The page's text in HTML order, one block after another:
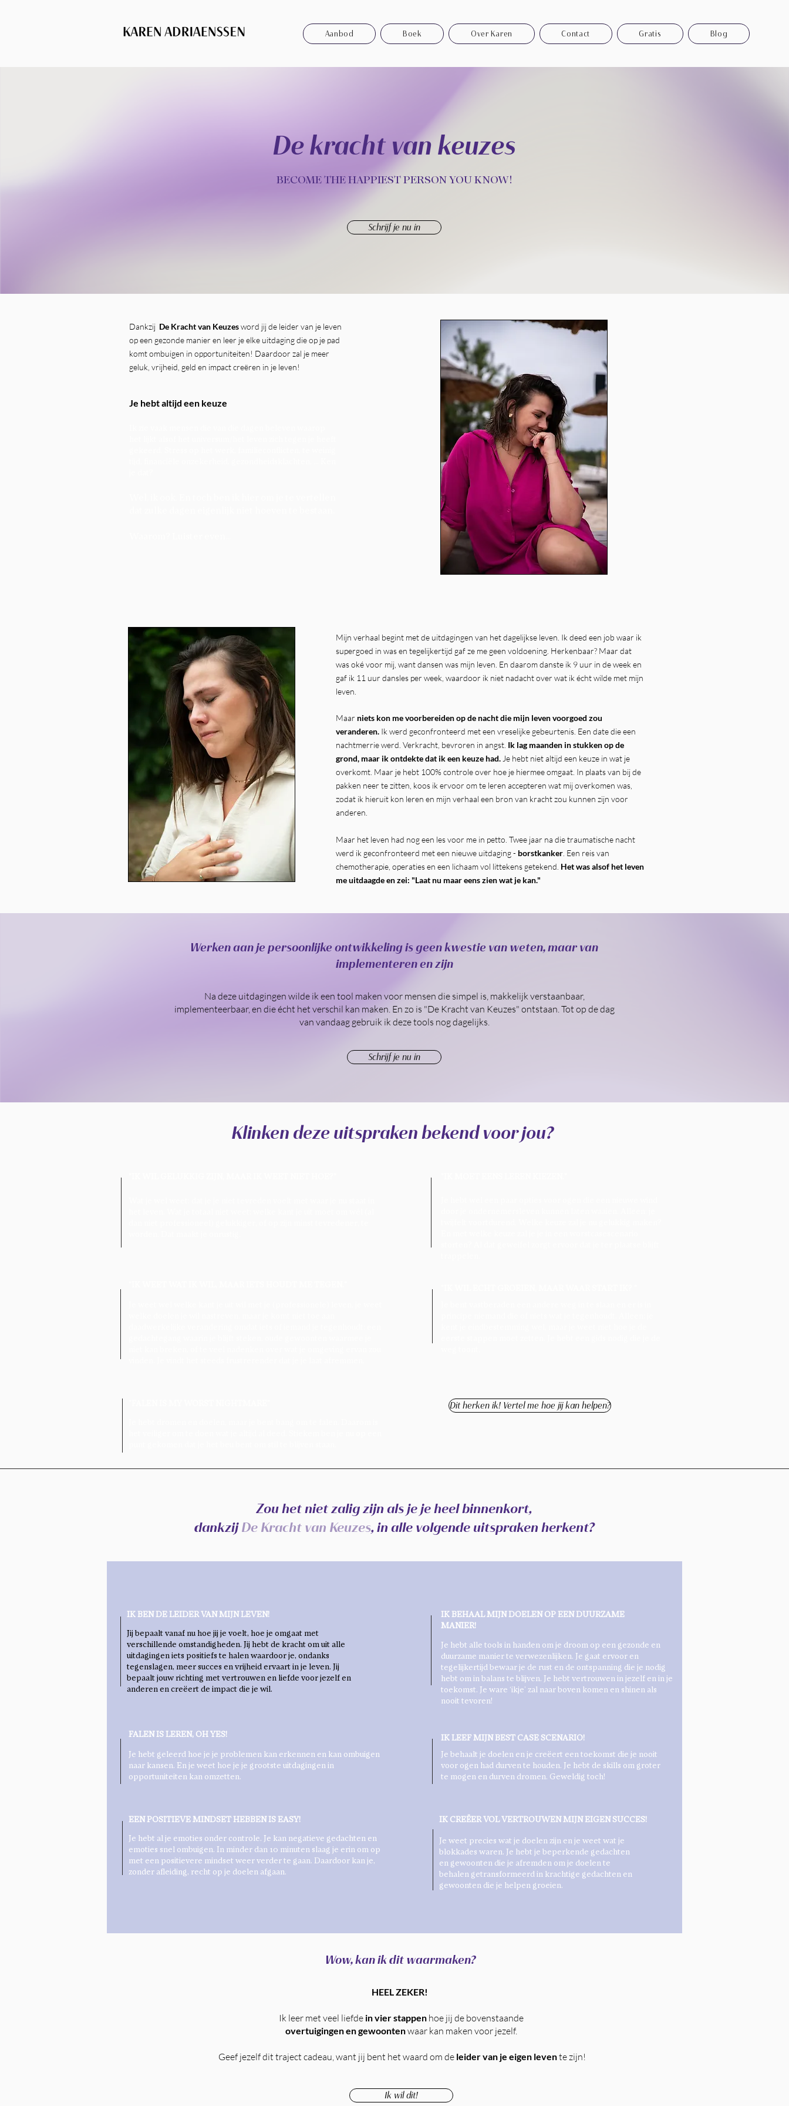
Aanbod Boek Over Karen Contact Gratis Blog
De kracht van keuzes
BECOME THE HAPPIEST PERSON YOU KNOW!
Schrijf je nu in
Dankzij De Kracht van Keuzesword jij de leider van je leven
op een gezonde manier en leer je elke uitdaging die op je pad
komt ombuigen in opportuniteiten! Daardoor zal je meer
geluk, vrijheid, geld en impact creëren in je leven!
Je hebt altijd een keuze
Mijn verhaal begint met de uitdagingen van het dagelijkse leven. Ik deed een job waar ik
supergoed in was en tegelijkertijd gaf ze me geen voldoening. Herkenbaar? Maar dat
was oké voor mij, want dansen was mijn leven. En daarom danste ik 9 uur in de week en
gaf ik 11 uur dansles per week, waardoor ik niet nadacht over wat ik écht wilde met mijn
leven.
Maar niets kon me voorbereiden op de nacht die mijn leven voorgoed zou
veranderen. Ik werd geconfronteerd met een vreselijke gebeurtenis. Een date die een
nachtmerrie werd. Verkracht, bevroren in angst. Ik lag maanden in stukken op de
grond, maar ik ontdekte dat ik een keuze had. Je hebt niet altijd een keuze in wat je
overkomt. Maar je hebt 100% controle over hoe je hiermee omgaat. In plaats van bij de
pakken neer te zitten, koos ik ervoor om te leren accepteren wat mij overkomen was,
zodat ik hieruit kon leren en mijn verhaal een bron van kracht zou kunnen zijn voor
anderen.
Maar het leven had nog een les voor me in petto. Twee jaar na die traumatische nacht
werd ik geconfronteerd met een nieuwe uitdaging - borstkanker . Een reis van
chemotherapie, operaties en een lichaam vol littekens getekend. Het was alsof het leven
me uitdaagde en zei: "Laat nu maar eens zien wat je kan."
Werken aan je persoonlijke ontwikkeling is geen kwestie van weten, maar van
implementeren en zijn
Na deze uitdagingen wilde ik een tool maken voor mensen die simpel is, makkelijk verstaanbaar,
implementeerbaar, en die écht het verschil kan maken. En zo is "De Kracht van Keuzes" ontstaan. Tot op de dag
van vandaag gebruik ik deze tools nog dagelijks.
Schrijf je nu in
Klinken deze uitspraken bekend voor jou?
Dit herken ik! Vertel me hoe jij kan helpen?
Zou het niet zalig zijn als je je heel binnenkort,
dankzijDe Kracht van Keuzes, in alle volgende uitspraken herkent?
IK BEN DE LEIDER VAN MIJN LEVEN!
Jij bepaalt vanaf nu hoe jij je voelt, hoe je omgaat met
verschillende omstandigheden. Jij hebt de kracht om uit alle
uitdagingen iets positiefs te halen waardoor je, ondanks
tegenslagen, meer succes en vrijheid ervaart in je leven. Jij
bepaalt jouw richting met vertrouwen en liefde voor jezelf en
anderen en creëert de impact die je wil.
IK BEHAAL MIJN DOELEN OP EEN DUURZAME
MANIER!
Je hebt alle tools in handen om je droom op een gezonde en
duurzame manier te verwezenlijken. Je gaat ervoor en
tegelijkertijd bewaar je de rust en de ontspanning die je nodig
hebt om in balans te blijven. Je hebt vertrouwen in jezelf en in je
toekomst. Je ware ‘ikje’ zal naar boven komen en shinen als
nooit tevoren!
FALEN IS LEREN, OH YES!
Je hebt geleerd hoe je je problemen kan erkennen en kan ombuigen
naar kansen. En je weet hoe je je grootste uitdagingen in
opportuniteiten kan omzetten.
IK LEEF MIJN BEST CASE SCENARIO!
Je behaalt je doelen en je creëert een toekomst die je nooit
voor ogen had durven te houden. Je hebt de skills om groter
te mogen en durven dromen. Geweldig toch!
EEN POSITIEVE MINDSET HEBBEN IS EASY!
Je hebt al je emoties onder controle. Je kan negatieve gedachten en
emoties snel ombuigen. In minder dan 10 minuten slaag je erin om op
met een positievere mindset weer verder te gaan. Daardoor kan je,
zonder afleiding, recht op je doelen afgaan.
IK CREËER VOL VERTROUWEN MIJN EIGEN SUCCES!
Je weet precies wat je doelen zijn en je weet wat je
blokkades waren. Je hebt je beperkende gedachten
en gewoonten die je afremden om je doelen te
behalen getransformeerd in krachtige gedachten en
gewoonten die je helpen groeien.
Wow, kan ik dit waarmaken?
HEEL ZEKER!
Ik leer met veel liefde invier stappen hoe jij de bovenstaande
overtuigingen en gewoontenwaar kan maken voor jezelf.
Geef jezelf dit traject cadeau, want jij bent het waard om de leider van je eigen levente zijn!
Ik wil dit!